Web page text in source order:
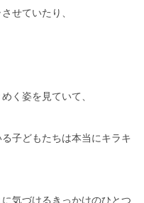
せていたり、
く姿を見ていて、
子どもたちは本当にキラキ
気づけるきっかけのひとつ